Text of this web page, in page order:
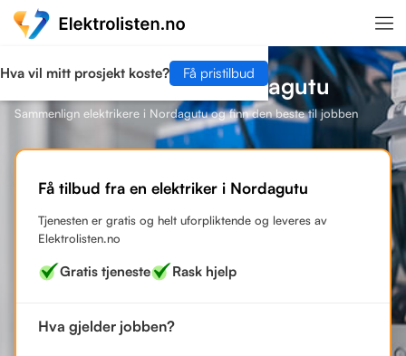
Hva vil mitt prosjekt koste? Få pristilbud
Finn en elektriker i Nordagutu
Sammenlign elektrikere i Nordagutu og finn den beste til jobben
Få tilbud fra en elektriker i Nordagutu
Tjenesten er gratis og helt uforpliktende og leveres av
Elektrolisten.no
Gratis tjeneste Rask hjelp
Hva gjelder jobben?